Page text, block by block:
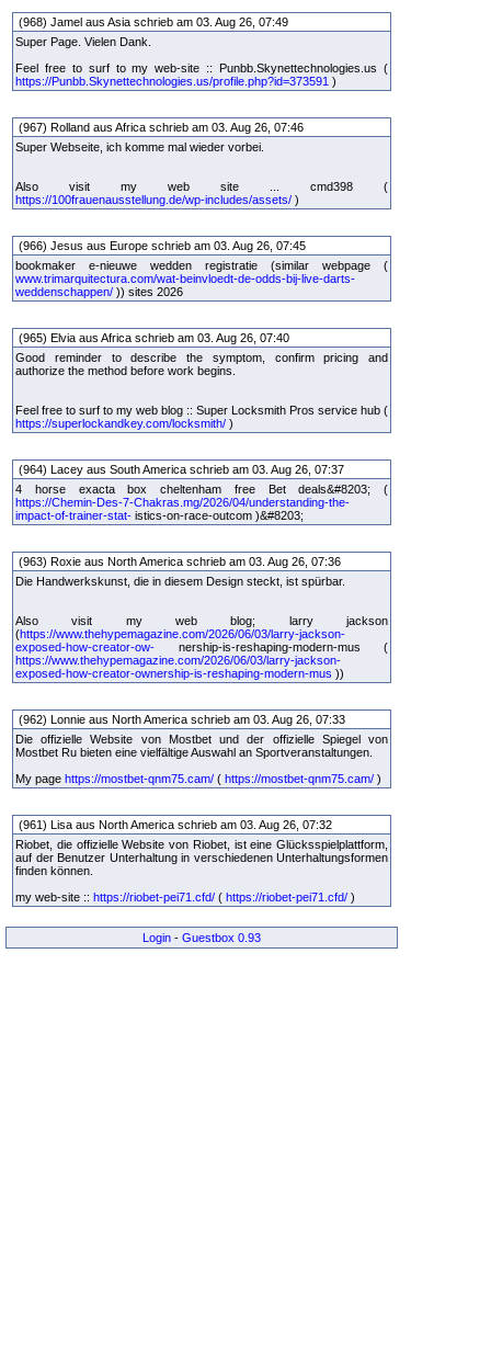
(968) Jamel aus Asia schrieb am 03. Aug 26, 07:49
Super Page. Vielen Dank.
Feel free to surf to my web-site :: Punbb.Skynettechnologies.us (
https://Punbb.Skynettechnologies.us/profile.php?id=373591 )
(967) Rolland aus Africa schrieb am 03. Aug 26, 07:46
Super Webseite, ich komme mal wieder vorbei.
Also visit my web site ... cmd398 (
https://100frauenausstellung.de/wp-includes/assets/ )
(966) Jesus aus Europe schrieb am 03. Aug 26, 07:45
bookmaker e-nieuwe wedden registratie (similar webpage (
www.trimarquitectura.com/wat-beinvloedt-de-odds-bij-live-darts-
weddenschappen/ )) sites 2026
(965) Elvia aus Africa schrieb am 03. Aug 26, 07:40
Good reminder to describe the symptom, confirm pricing and
authorize the method before work begins.
Feel free to surf to my web blog :: Super Locksmith Pros service hub (
https://superlockandkey.com/locksmith/ )
(964) Lacey aus South America schrieb am 03. Aug 26, 07:37
4 horse exacta box cheltenham free Bet deals&#8203; (
https://Chemin-Des-7-Chakras.mg/2026/04/understanding-the-
impact-of-trainer-stat- istics-on-race-outcom )&#8203;
(963) Roxie aus North America schrieb am 03. Aug 26, 07:36
Die Handwerkskunst, die in diesem Design steckt, ist spürbar.
Also visit my web blog; larry jackson
(https://www.thehypemagazine.com/2026/06/03/larry-jackson-
exposed-how-creator-ow- nership-is-reshaping-modern-mus (
https://www.thehypemagazine.com/2026/06/03/larry-jackson-
exposed-how-creator-ownership-is-reshaping-modern-mus ))
(962) Lonnie aus North America schrieb am 03. Aug 26, 07:33
Die offizielle Website von Mostbet und der offizielle Spiegel von
Mostbet Ru bieten eine vielfältige Auswahl an Sportveranstaltungen.
My page https://mostbet-qnm75.cam/ ( https://mostbet-qnm75.cam/ )
(961) Lisa aus North America schrieb am 03. Aug 26, 07:32
Riobet, die offizielle Website von Riobet, ist eine Glücksspielplattform,
auf der Benutzer Unterhaltung in verschiedenen Unterhaltungsformen
finden können.
my web-site :: https://riobet-pei71.cfd/ ( https://riobet-pei71.cfd/ )
Login - Guestbox 0.93